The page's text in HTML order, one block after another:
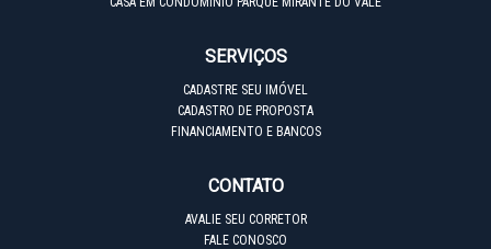
SERVIÇOS
CADASTRE SEU IMÓVEL
CADASTRO DE PROPOSTA
FINANCIAMENTO E BANCOS
CONTATO
AVALIE SEU CORRETOR
FALE CONOSCO